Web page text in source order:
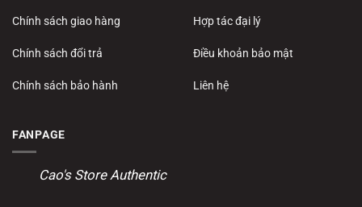
Chính sách giao hàng
Chính sách đổi trả
Chính sách bảo hành
Hợp tác đại lý
Điều khoản bảo mật
Liên hệ
FANPAGE
Cao's Store Authentic